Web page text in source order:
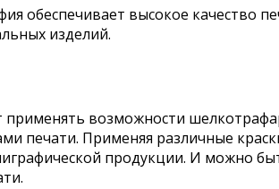
обеспечивает высокое качество
изделий.
возможности
печати. Применяя различные
продукции. И можно